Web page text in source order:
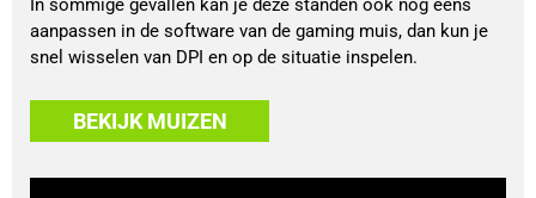
In sommige gevallen kan je deze standen ook nog eens
aanpassen in de software van de gaming muis, dan kun je
snel wisselen van DPI en op de situatie inspelen.
BEKIJK MUIZEN